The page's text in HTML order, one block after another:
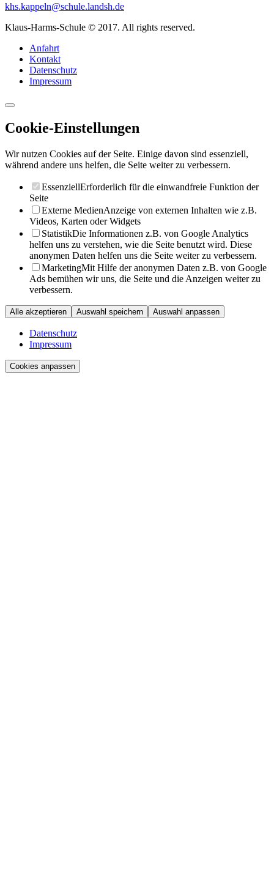
khs.kappeln@schule.landsh.de
Klaus-Harms-Schule © 2017. All rights reserved.
Anfahrt
Kontakt
Datenschutz
Impressum
Cookie-Einstellungen
Wir nutzen Cookies auf der Seite. Einige davon sind essenziell,
während andere uns helfen, die Seite weiter zu verbessern.
EssenziellErforderlich für die einwandfreie Funktion der
Seite
Externe MedienAnzeige von externen Inhalten wie z.B.
Videos, Karten oder Widgets
StatistikDie Informationen z.B. von Google Analytics
helfen uns zu verstehen, wie die Seite benutzt wird. Diese
anonymen Daten helfen uns die Seite weiter zu verbessern.
MarketingMit Hilfe der anonymen Daten z.B. von Google
Ads bemühen wir uns, die Seite und die Anzeigen weiter zu
verbessern.
Alle akzeptieren Auswahl speichern Auswahl anpassen
Datenschutz
Impressum
Cookies anpassen